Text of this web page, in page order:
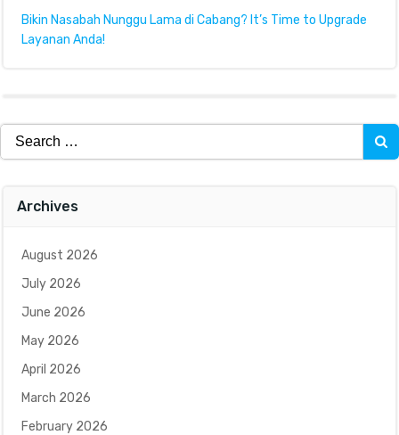
Bikin Nasabah Nunggu Lama di Cabang? It’s Time to Upgrade
Layanan Anda!
Search
for:
Archives
August 2026
July 2026
June 2026
May 2026
April 2026
March 2026
February 2026